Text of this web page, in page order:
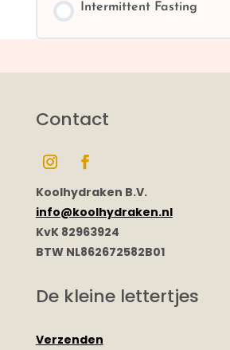
Intermittent Fasting
Contact
Koolhydraken B.V.
info@koolhydraken.nl
KvK 82963924
BTW NL862672582B01
De kleine lettertjes
Verzenden